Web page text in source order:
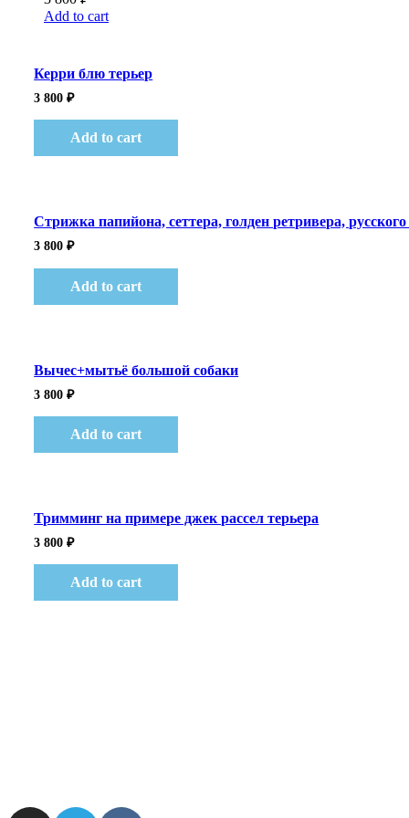
Add to cart
Керри блю терьер
3 800₽
Add to cart
Стрижка папийона, сеттера, голден ретривера,
3 800₽
Add to cart
Вычес+мытьё большой собаки
3 800₽
Add to cart
Тримминг на примере джек рассел терьера
3 800₽
Add to cart